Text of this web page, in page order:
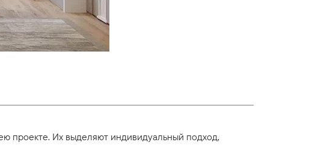
проекте. Их выделяют индивидуальный подход,